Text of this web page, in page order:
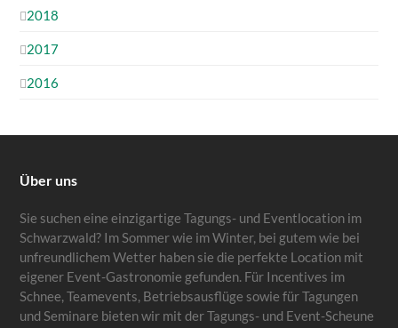
2018
2017
2016
Über uns
Sie suchen eine einzigartige Tagungs- und Eventlocation im
Schwarzwald? Im Sommer wie im Winter, bei gutem wie bei
unfreundlichem Wetter haben sie die perfekte Location mit
eigener Event-Gastronomie gefunden. Für Incentives im
Schnee, Teamevents, Betriebsausflüge sowie für Tagungen
und Seminare bieten wir mit der Tagungs- und Event-Scheune